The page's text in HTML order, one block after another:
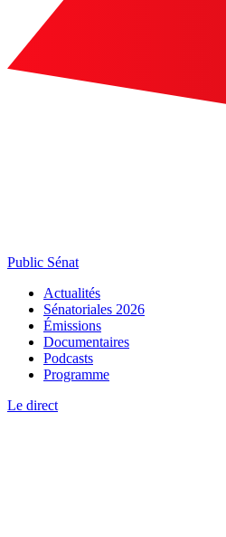
Public Sénat
Actualités
Sénatoriales 2026
Émissions
Documentaires
Podcasts
Programme
Le direct